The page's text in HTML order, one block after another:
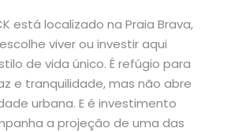
está localizado na Praia Brava,
viver ou investir aqui
de vida único. É refúgio para
e tranquilidade, mas não abre
urbana. E é investimento
a projeção de uma das